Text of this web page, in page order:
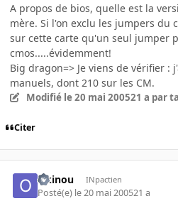
A propos de bios, quelle est la
mère. Si l'on exclu les jumpers du
sur cette carte qu'un seul jumper
cmos.....évidemment!
Big dragon=> Je viens de vérifier :
manuels, dont 210 sur les CM.
Modifié le 20 mai 200521 a par
Citer
Okinou INpactien
Posté(e) le 20 mai 200521 a